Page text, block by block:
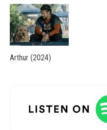
Arthur (2024)